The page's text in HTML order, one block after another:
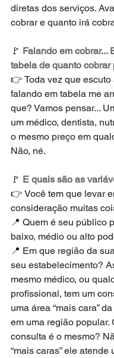
diretas dos serviços.
cobrar e quanto irá
🚩 Falando em cobrar...
tabela de quanto cobrar
👉 Toda vez que escuto
falando em tabela me
que? Vamos pensar...
um médico, dentista,
o mesmo preço em
Não, né.
🚩 E quais são as
👉 Você tem que levar
consideração muitas
📍 Quem é seu público
baixo, médio ou alto
📍 Em que região da
seu estabelecimento?
mesmo médico, ou
profissional, tem um
uma área “mais cara”
em uma região popular.
consulta é o mesmo?
“mais caras” ele atende